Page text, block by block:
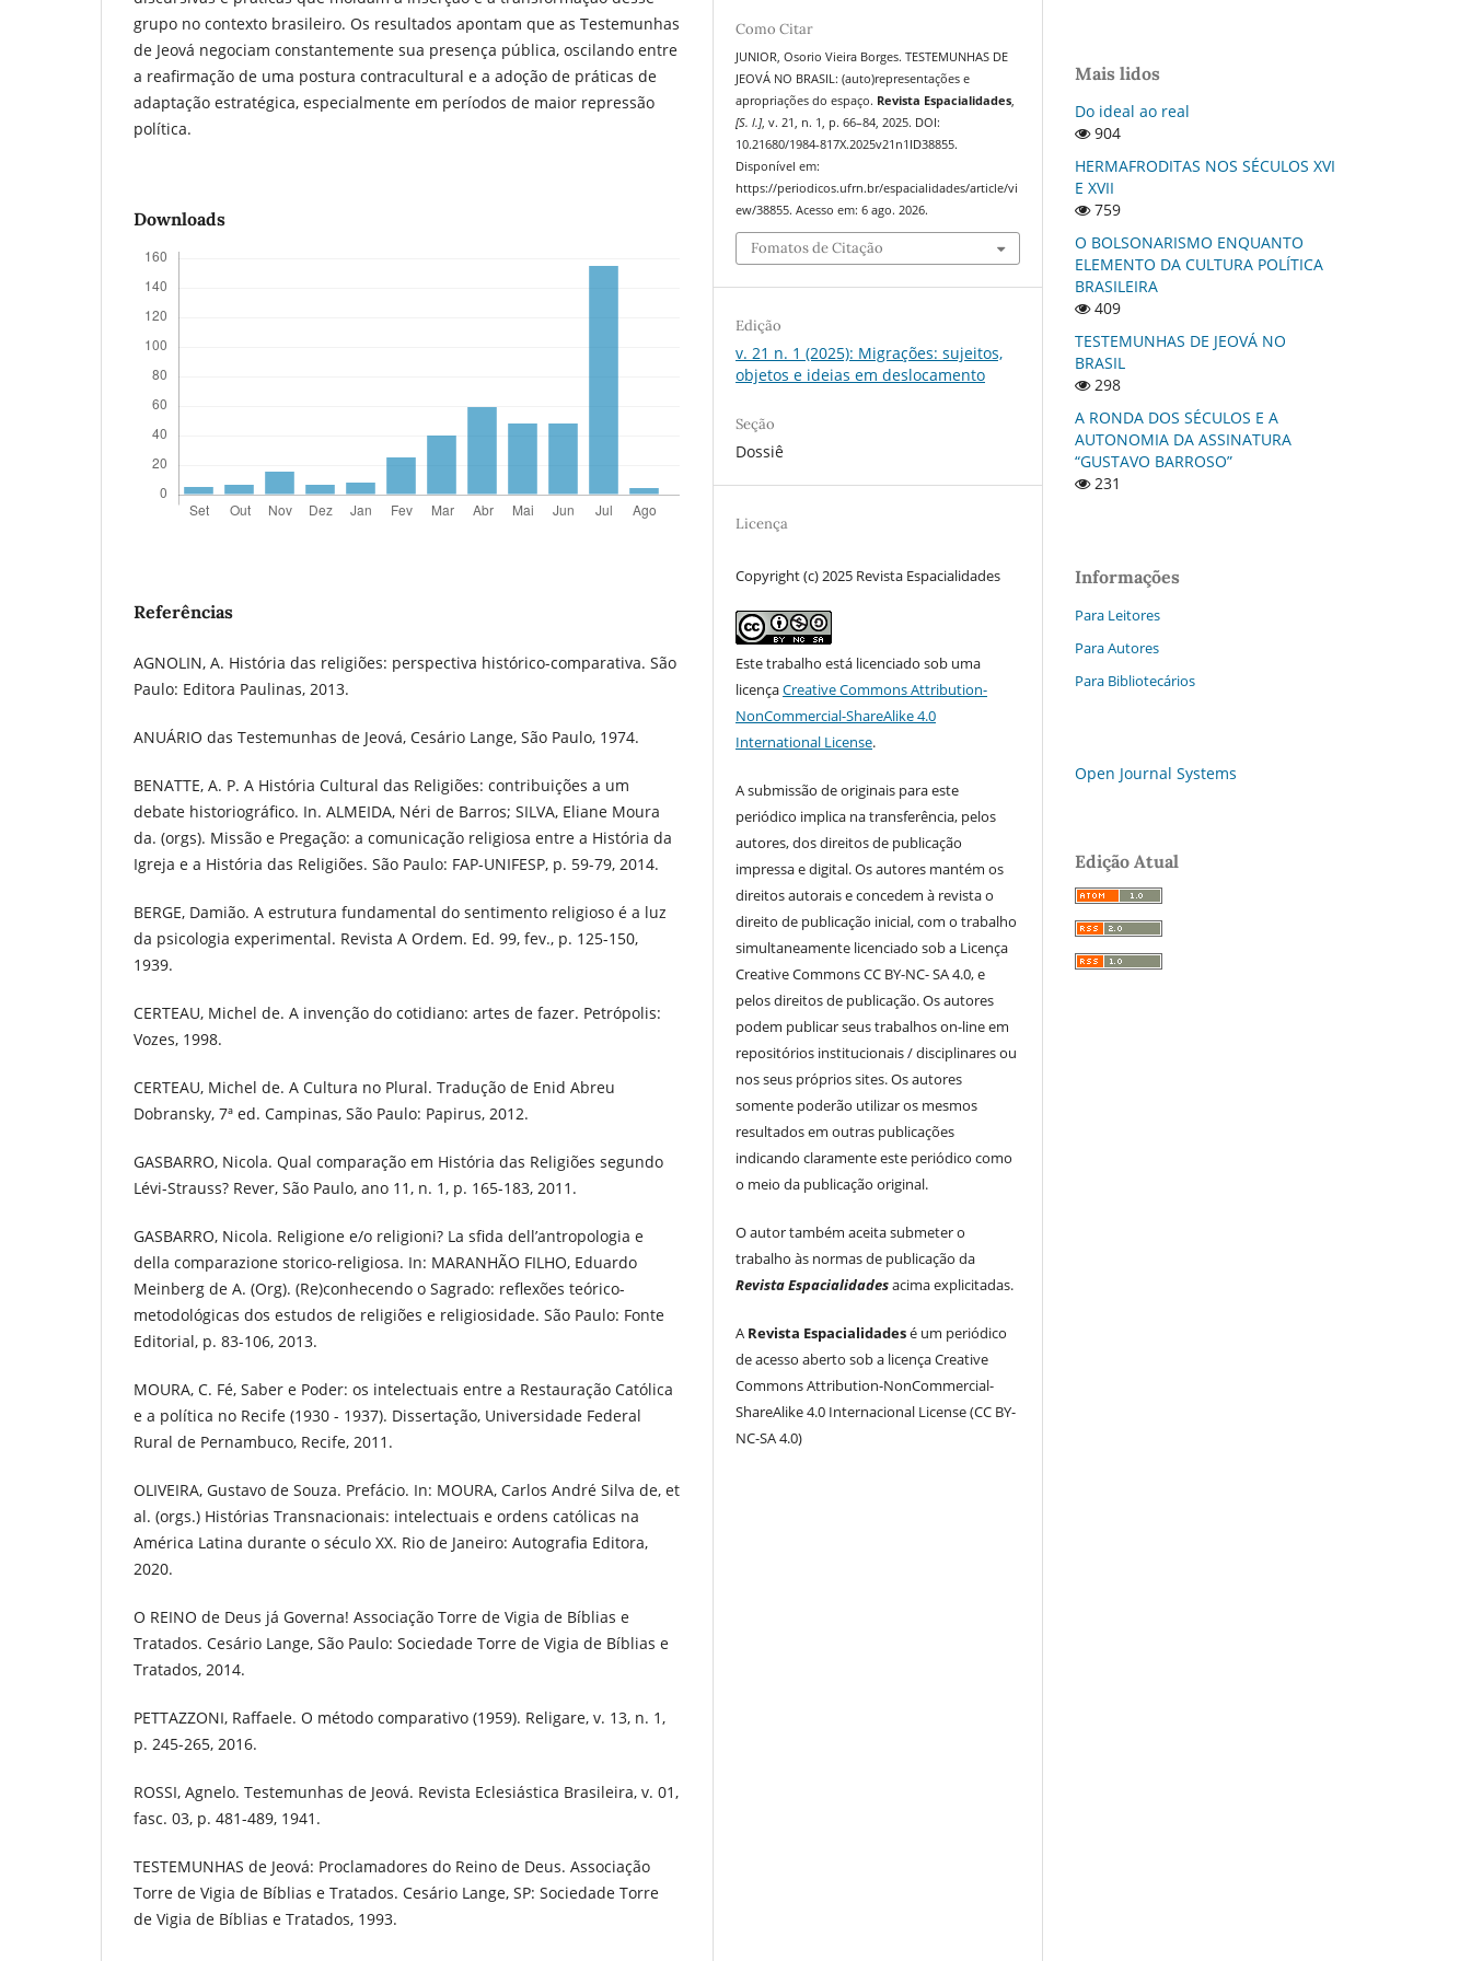
grupo no contexto brasileiro. Os resultados apontam que as Testemunhas
de Jeová negociam constantemente sua presença pública, oscilando entre
a reafirmação de uma postura contracultural e a adoção de práticas de
adaptação estratégica, especialmente em períodos de maior repressão
política.
Downloads
Referências
AGNOLIN, A. História das religiões: perspectiva histórico-comparativa. São
Paulo: Editora Paulinas, 2013.
ANUÁRIO das Testemunhas de Jeová, Cesário Lange, São Paulo, 1974.
BENATTE, A. P. A História Cultural das Religiões: contribuições a um
debate historiográfico. In. ALMEIDA, Néri de Barros; SILVA, Eliane Moura
da. (orgs). Missão e Pregação: a comunicação religiosa entre a História da
Igreja e a História das Religiões. São Paulo: FAP-UNIFESP, p. 59-79, 2014.
BERGE, Damião. A estrutura fundamental do sentimento religioso é a luz
da psicologia experimental. Revista A Ordem. Ed. 99, fev., p. 125-150,
1939.
CERTEAU, Michel de. A invenção do cotidiano: artes de fazer. Petrópolis:
Vozes, 1998.
CERTEAU, Michel de. A Cultura no Plural. Tradução de Enid Abreu
Dobransky, 7ª ed. Campinas, São Paulo: Papirus, 2012.
GASBARRO, Nicola. Qual comparação em História das Religiões segundo
Lévi-Strauss? Rever, São Paulo, ano 11, n. 1, p. 165-183, 2011.
GASBARRO, Nicola. Religione e/o religioni? La sfida dell’antropologia e
della comparazione storico-religiosa. In: MARANHÃO FILHO, Eduardo
Meinberg de A. (Org). (Re)conhecendo o Sagrado: reflexões teórico-
metodológicas dos estudos de religiões e religiosidade. São Paulo: Fonte
Editorial, p. 83-106, 2013.
MOURA, C. Fé, Saber e Poder: os intelectuais entre a Restauração Católica
e a política no Recife (1930 - 1937). Dissertação, Universidade Federal
Rural de Pernambuco, Recife, 2011.
OLIVEIRA, Gustavo de Souza. Prefácio. In: MOURA, Carlos André Silva de, et
al. (orgs.) Histórias Transnacionais: intelectuais e ordens católicas na
América Latina durante o século XX. Rio de Janeiro: Autografia Editora,
2020.
O REINO de Deus já Governa! Associação Torre de Vigia de Bíblias e
Tratados. Cesário Lange, São Paulo: Sociedade Torre de Vigia de Bíblias e
Tratados, 2014.
PETTAZZONI, Raffaele. O método comparativo (1959). Religare, v. 13, n. 1,
p. 245-265, 2016.
ROSSI, Agnelo. Testemunhas de Jeová. Revista Eclesiástica Brasileira, v. 01,
fasc. 03, p. 481-489, 1941.
TESTEMUNHAS de Jeová: Proclamadores do Reino de Deus. Associação
Torre de Vigia de Bíblias e Tratados. Cesário Lange, SP: Sociedade Torre
de Vigia de Bíblias e Tratados, 1993.
Como Citar
JUNIOR, Osorio Vieira Borges. TESTEMUNHAS DE
JEOVÁ NO BRASIL: (auto)representações e
apropriações do espaço. Revista Espacialidades
[S. l.], v. 21, n. 1, p. 66–84, 2025. DOI:
10.21680/1984-817X.2025v21n1ID38855.
Disponível em:
https://periodicos.ufrn.br/espacialidades/article/vi
ew/38855. Acesso em: 6 ago. 2026.
Fomatos de Citação
Edição
v. 21 n. 1 (2025): Migrações: sujeitos,
objetos e ideias em deslocamento
Seção
Dossiê
Licença
Copyright (c) 2025 Revista Espacialidades
Este trabalho está licenciado sob uma
licençaCreative Commons Attribution-
NonCommercial-ShareAlike 4.0
International License.
A submissão de originais para este
periódico implica na transferência, pelos
autores, dos direitos de publicação
impressa e digital. Os autores mantém os
direitos autorais e concedem à revista o
direito de publicação inicial, com o trabalho
simultaneamente licenciado sob a Licença
Creative Commons CC BY-NC- SA 4.0, e
pelos direitos de publicação. Os autores
podem publicar seus trabalhos on-line em
repositórios institucionais / disciplinares ou
nos seus próprios sites. Os autores
somente poderão utilizar os mesmos
resultados em outras publicações
indicando claramente este periódico como
o meio da publicação original.
O autor também aceita submeter o
trabalho às normas de publicação da
Revista Espacialidadesacima explicitadas.
A Revista Espacialidadesé um periódico
de acesso aberto sob a licença Creative
Commons Attribution-NonCommercial-
ShareAlike 4.0 Internacional License (CC BY-
NC-SA 4.0)
Mais lidos
Do ideal ao real
904
HERMAFRODITAS NOS SÉCULOS XVI
E XVII
759
O BOLSONARISMO ENQUANTO
ELEMENTO DA CULTURA POLÍTICA
BRASILEIRA
409
TESTEMUNHAS DE JEOVÁ NO
BRASIL
298
A RONDA DOS SÉCULOS E A
AUTONOMIA DA ASSINATURA
“GUSTAVO BARROSO”
231
Informações
Para Leitores
Para Autores
Para Bibliotecários
Open Journal Systems
Edição Atual